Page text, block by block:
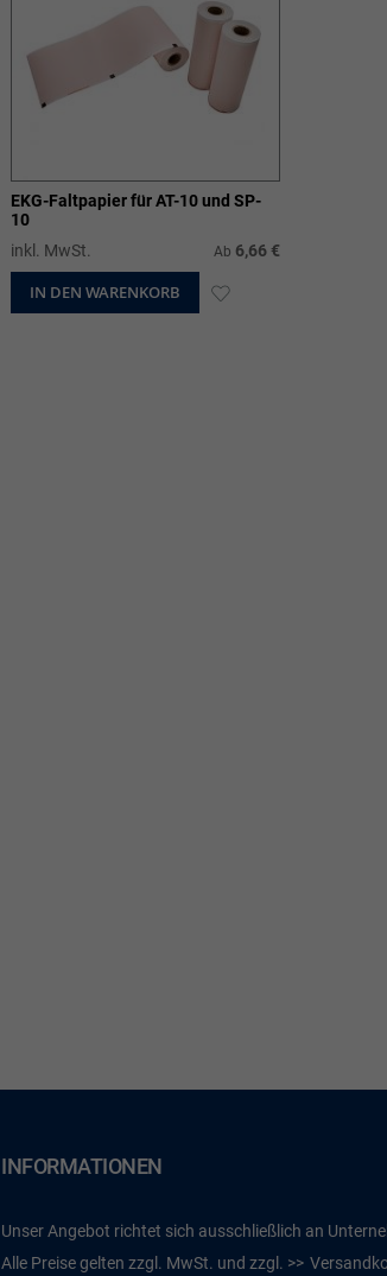
EKG-Faltpapier für AT-10 und SP-
10
inkl. MwSt.
Ab 6,66 €
IN DEN WARENKORB ZUR
INFORMATIONEN
Unser Angebot richtet sich ausschließlich an
Alle Preise gelten zzgl. MwSt. und zzgl.